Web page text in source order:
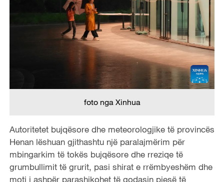
foto nga Xinhua
Autoritetet bujqësore dhe meteorologjike të provincës
Henan lëshuan gjithashtu një paralajmërim për
mbingarkim të tokës bujqësore dhe rreziqe të
grumbullimit të grurit, pasi shirat e rrëmbyeshëm dhe
moti i ashpër parashikohet të godasin pjesë të